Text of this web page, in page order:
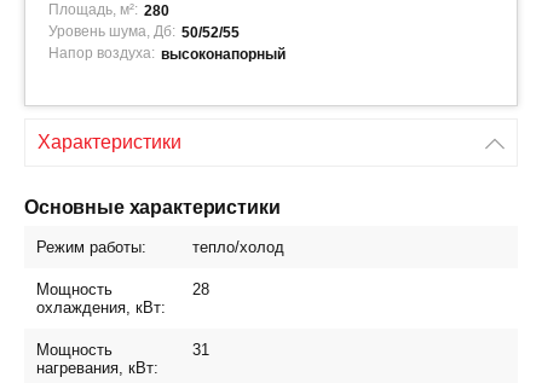
Площадь, м²: 280
Уровень шума, Дб: 50/52/55
Напор воздуха: высоконапорный
Характеристики
Основные характеристики
Режим работы: тепло/холод
Мощность
охлаждения, кВт:
28
Мощность
нагревания, кВт:
31